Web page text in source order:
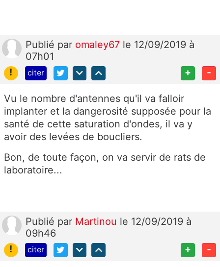
Publié par omaley67 le 12/09/2019 à
07h01
!
citer + -
Vu le nombre d'antennes qu'il va falloir
implanter et la dangerosité supposée pour la
santé de cette saturation d'ondes, il va y
avoir des levées de boucliers.
Bon, de toute façon, on va servir de rats de
laboratoire...
Publié par Martinou le 12/09/2019 à
09h46
!
citer + -